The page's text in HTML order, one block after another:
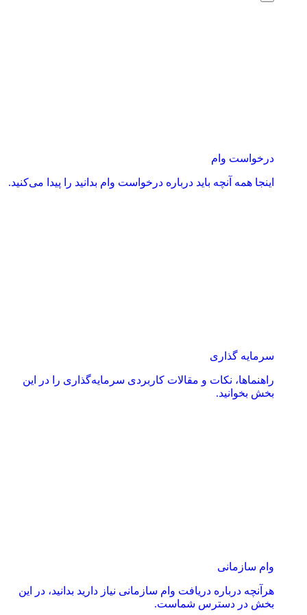
درخواست وام
اینجا همه آنچه باید درباره درخواست وام بدانید را پیدا می‌کنید.
سرمایه گذاری
راهنماها، نکات و مقالات کاربردی سرمایه‌گذاری را در این
بخش بخوانید.
وام سازمانی
هرآنچه درباره دریافت وام سازمانی نیاز دارید بدانید، در این
بخش در دسترس شماست.